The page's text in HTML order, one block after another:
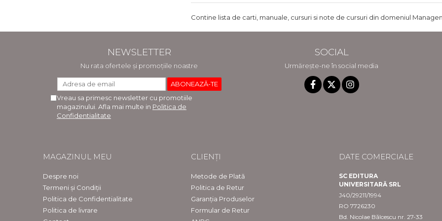
Contine lista de carti, manuale, cursuri si note de cursuri din domeniul
NEWSLETTER
Nu rata ofertele și promoțiile noastre
Vreau sa primesc newsletter cu promotiile
magazinului. Afla mai multe in Politica de
Confidentialitate
SOCIAL
Urmărește-ne în social media
MAGAZINUL MEU
Despre noi
Termeni și Condiții
Politica de Confidentialitate
Politica de livrare
CLIENȚI
Metode de Plată
Politica de Retur
Garanția Produselor
Formular de Retur
DATE COMERCIALE
SC EDITURA
UNIVERSITARĂ SRL
J40/29211/1994
RO 7726230
Bd. Nicolae Bălcescu nr. 27-33